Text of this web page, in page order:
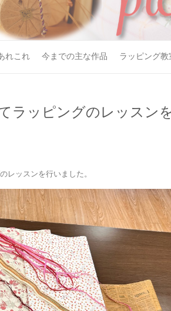
れこれ 今までの主な作品 ラッピング
ラッピングのレッスン
レッスンを行いました。